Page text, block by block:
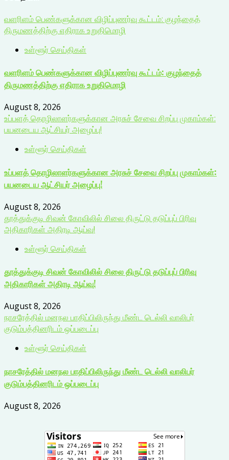
வளரிளம் பெண்களுக்கான விழிப்புணர்வு கூட்டம்: குழந்தைத்
திருமணத்திற்கு எதிராக உறுதிமொழி
உள்ளூர் செய்திகள்
வளரிளம் பெண்களுக்கான விழிப்புணர்வு கூட்டம்: குழந்தைத்
திருமணத்திற்கு எதிராக உறுதிமொழி
August 8, 2026
உப்பளத் தொழிலாளர்களுக்கான அரசுச் சேவை சிறப்பு முகாம்கள்:
பயனடைய ஆட்சியர் அழைப்பு!
உள்ளூர் செய்திகள்
உப்பளத் தொழிலாளர்களுக்கான அரசுச் சேவை சிறப்பு முகாம்கள்:
பயனடைய ஆட்சியர் அழைப்பு!
August 8, 2026
தூத்துக்குடி சிவன் கோவிலில் சிலை திருட்டு தடுப்புப் பிரிவு
அதிகாரிகள் அதிரடி ஆய்வு!
உள்ளூர் செய்திகள்
தூத்துக்குடி சிவன் கோவிலில் சிலை திருட்டு தடுப்புப் பிரிவு
அதிகாரிகள் அதிரடி ஆய்வு!
August 8, 2026
நாசரேத்தில் மனநல பாதிப்பிலிருந்து மீண்ட டெல்லி வாலிபர்
குடும்பத்தினரிடம் ஒப்படைப்பு
உள்ளூர் செய்திகள்
நாசரேத்தில் மனநல பாதிப்பிலிருந்து மீண்ட டெல்லி வாலிபர்
குடும்பத்தினரிடம் ஒப்படைப்பு
August 8, 2026